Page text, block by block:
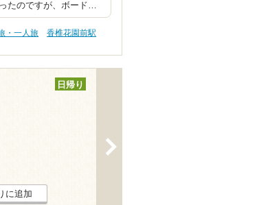
たのですが、ボード…
・一人旅
香椎花園前駅
日帰り
に追加